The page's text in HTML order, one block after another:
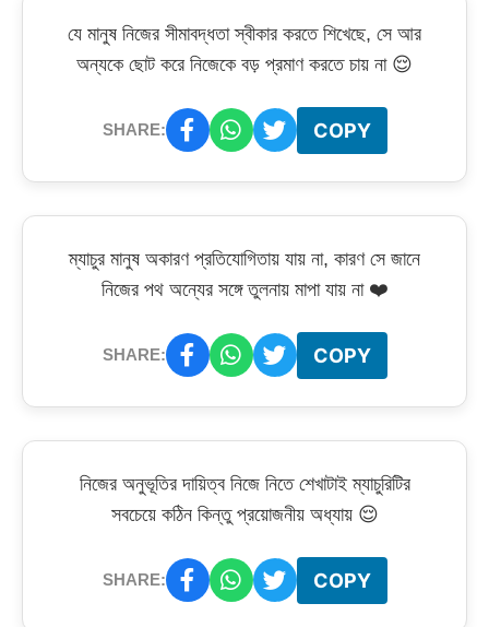
যে মানুষ নিজের সীমাবদ্ধতা স্বীকার করতে শিখেছে, সে আর
অন্যকে ছোট করে নিজেকে বড় প্রমাণ করতে চায় না 😌
SHARE: COPY
ম্যাচুর মানুষ অকারণ প্রতিযোগিতায় যায় না, কারণ সে জানে
নিজের পথ অন্যের সঙ্গে তুলনায় মাপা যায় না ❤️
SHARE: COPY
নিজের অনুভূতির দায়িত্ব নিজে নিতে শেখাটাই ম্যাচুরিটির
সবচেয়ে কঠিন কিন্তু প্রয়োজনীয় অধ্যায় 😌
SHARE: COPY